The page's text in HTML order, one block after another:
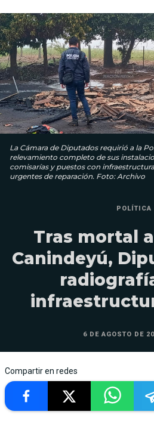
La Cámara de Diputados requirió a la
relevamiento completo de sus
comisarías y puestos con
urgentes de reparación. Foto: Archivo
POLÍTICA
Tras mortal
Canindeyú,
6 DE AGOSTO DE
Compartir en redes